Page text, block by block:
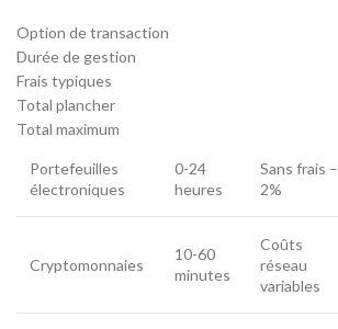
Option de transaction
Durée de gestion
Frais typiques
Total plancher
Total maximum
Portefeuilles
électroniques
0-24
heures
Sans frais –
2%
Cryptomonnaies
10-60
minutes
Coûts
réseau
variables